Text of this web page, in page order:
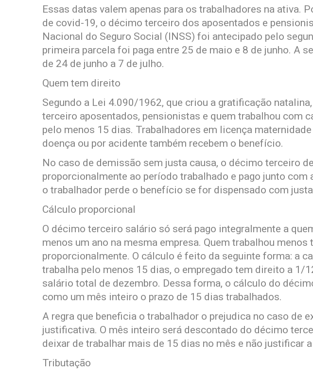
Essas datas valem apenas para os trabalhadores na ativa.
de covid-19, o décimo terceiro dos aposentados e
Nacional do Seguro Social (INSS) foi antecipado pelo
primeira parcela foi paga entre 25 de maio e 8 de junho. A
de 24 de junho a 7 de julho.
Quem tem direito
Segundo a Lei 4.090/1962, que criou a gratificação
terceiro aposentados, pensionistas e quem trabalhou com
pelo menos 15 dias. Trabalhadores em licença
doença ou por acidente também recebem o benefício.
No caso de demissão sem justa causa, o décimo terceiro
proporcionalmente ao período trabalhado e pago junto com
o trabalhador perde o benefício se for dispensado com
Cálculo proporcional
O décimo terceiro salário só será pago integralmente a
menos um ano na mesma empresa. Quem trabalhou menos
proporcionalmente. O cálculo é feito da seguinte forma: a
trabalha pelo menos 15 dias, o empregado tem direito a 1/
salário total de dezembro. Dessa forma, o cálculo do
como um mês inteiro o prazo de 15 dias trabalhados.
A regra que beneficia o trabalhador o prejudica no caso de
justificativa. O mês inteiro será descontado do décimo
deixar de trabalhar mais de 15 dias no mês e não justificar
Tributação